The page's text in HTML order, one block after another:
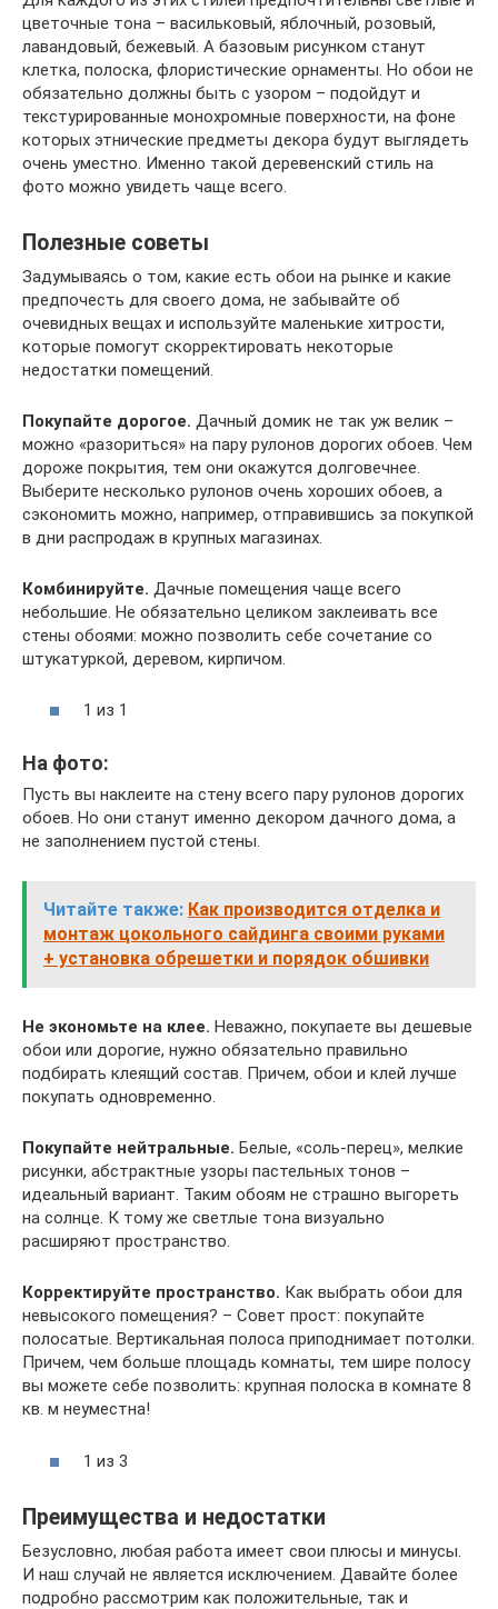
цветочные тона – васильковый, яблочный, розовый,
лавандовый, бежевый. А базовым рисунком станут
клетка, полоска, флористические орнаменты. Но обои не
обязательно должны быть с узором – подойдут и
текстурированные монохромные поверхности, на фоне
которых этнические предметы декора будут выглядеть
очень уместно. Именно такой деревенский стиль на
фото можно увидеть чаще всего.
Полезные советы
Задумываясь о том, какие есть обои на рынке и какие
предпочесть для своего дома, не забывайте об
очевидных вещах и используйте маленькие хитрости,
которые помогут скорректировать некоторые
недостатки помещений.
Покупайте дорогое. Дачный домик не так уж велик –
можно «разориться» на пару рулонов дорогих обоев. Чем
дороже покрытия, тем они окажутся долговечнее.
Выберите несколько рулонов очень хороших обоев, а
сэкономить можно, например, отправившись за покупкой
в дни распродаж в крупных магазинах.
Комбинируйте. Дачные помещения чаще всего
небольшие. Не обязательно целиком заклеивать все
стены обоями: можно позволить себе сочетание со
штукатуркой, деревом, кирпичом.
1 из 1
На фото:
Пусть вы наклеите на стену всего пару рулонов дорогих
обоев. Но они станут именно декором дачного дома, а
не заполнением пустой стены.
Читайте также: Как производится отделка и
монтаж цокольного сайдинга своими руками
+ установка обрешетки и порядок обшивки
Не экономьте на клее. Неважно, покупаете вы дешевые
обои или дорогие, нужно обязательно правильно
подбирать клеящий состав. Причем, обои и клей лучше
покупать одновременно.
Покупайте нейтральные. Белые, «соль-перец», мелкие
рисунки, абстрактные узоры пастельных тонов –
идеальный вариант. Таким обоям не страшно выгореть
на солнце. К тому же светлые тона визуально
расширяют пространство.
Корректируйте пространство. Как выбрать обои для
невысокого помещения? – Совет прост: покупайте
полосатые. Вертикальная полоса приподнимает потолки.
Причем, чем больше площадь комнаты, тем шире полосу
вы можете себе позволить: крупная полоска в комнате 8
кв. м неуместна!
1 из 3
Преимущества и недостатки
Безусловно, любая работа имеет свои плюсы и минусы.
И наш случай не является исключением. Давайте более
подробно рассмотрим как положительные, так и